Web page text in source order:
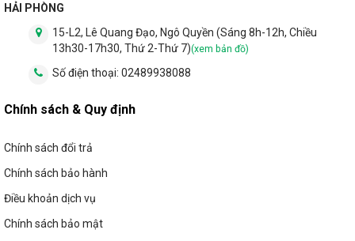
HẢI PHÒNG
15-L2, Lê Quang Đạo, Ngô Quyền (Sáng 8h-12h, Chiều
13h30-17h30, Thứ 2-Thứ 7)(xem bản đồ)
Số điện thoại: 02489938088
Chính sách & Quy định
Chính sách đổi trả
Chính sách bảo hành
Điều khoản dịch vụ
Chính sách bảo mật